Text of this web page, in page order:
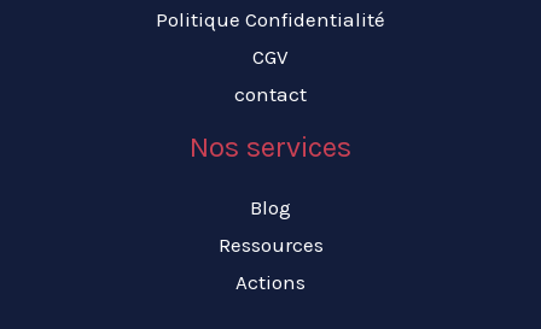
Politique Confidentialité
CGV
contact
Nos services
Blog
Ressources
Actions